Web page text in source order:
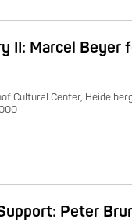
II: Marcel Beyer
Cultural Center, Heidelberg
Peter